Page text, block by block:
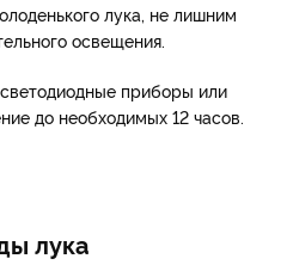
лука, не лишним
освещения.
приборы или
до необходимых 12 часов.
лука